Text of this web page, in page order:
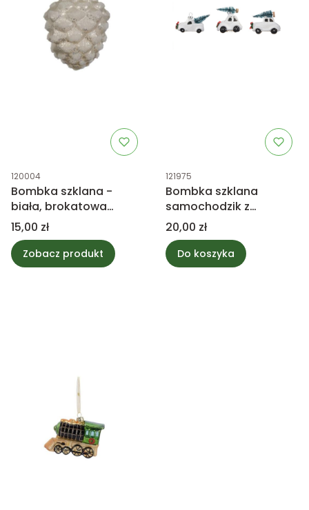
Kod produktu
120004
Bombka szklana -
biała, brokatowa
szyszka
Cena
15,00 zł
Zobacz produkt
Kod produktu
121975
Bombka szklana
samochodzik z
choinką, biała mix
Cena
20,00 zł
Do koszyka